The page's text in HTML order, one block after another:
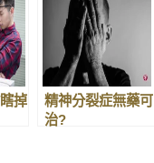
掉
精神分裂症無藥可
治?